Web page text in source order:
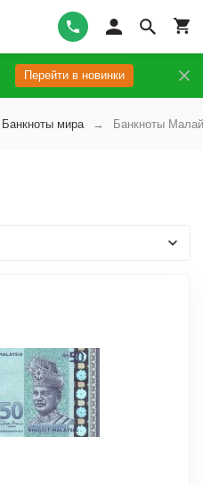
Перейти в новинки
Банкноты мира Банкноты